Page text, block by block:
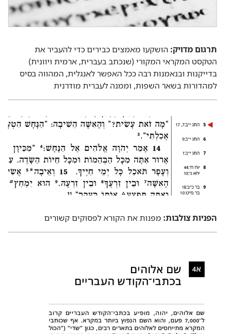
תרגום מדויק:‏ הושקעו מאמצים כבירים כדי להעביר את
הטקסט המקראי המקורי (‏שנכתב בעברית,‏ ארמית ויוונית)‏
בדייקנות ובנאמנות רבה ככל האפשר לאנגלית,‏ המהווה בסיס
למהדורות בשאר השפות,‏ וממנה לעברית מודרנית
הפניות צולבות:‏ מפנות את הקורא לפסוקים קשורים